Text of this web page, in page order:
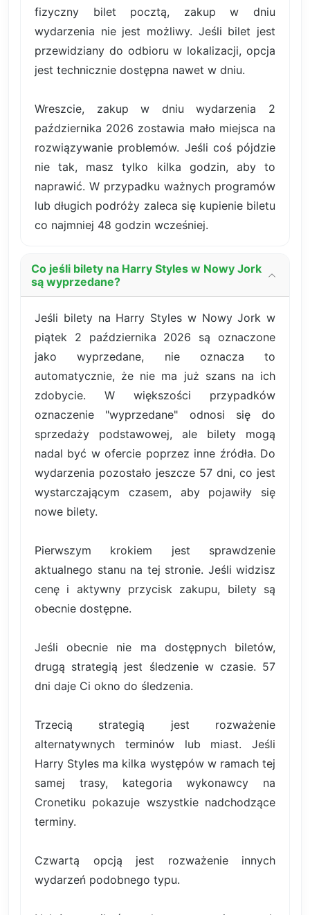
fizyczny bilet pocztą, zakup w dniu
wydarzenia nie jest możliwy. Jeśli bilet jest
przewidziany do odbioru w lokalizacji, opcja
jest technicznie dostępna nawet w dniu.
Wreszcie, zakup w dniu wydarzenia 2
października 2026 zostawia mało miejsca na
rozwiązywanie problemów. Jeśli coś pójdzie
nie tak, masz tylko kilka godzin, aby to
naprawić. W przypadku ważnych programów
lub długich podróży zaleca się kupienie biletu
co najmniej 48 godzin wcześniej.
Co jeśli bilety na Harry Styles w Nowy Jork
są wyprzedane?
Jeśli bilety na Harry Styles w Nowy Jork w
piątek 2 października 2026 są oznaczone
jako wyprzedane, nie oznacza to
automatycznie, że nie ma już szans na ich
zdobycie. W większości przypadków
oznaczenie "wyprzedane" odnosi się do
sprzedaży podstawowej, ale bilety mogą
nadal być w ofercie poprzez inne źródła. Do
wydarzenia pozostało jeszcze 57 dni, co jest
wystarczającym czasem, aby pojawiły się
nowe bilety.
Pierwszym krokiem jest sprawdzenie
aktualnego stanu na tej stronie. Jeśli widzisz
cenę i aktywny przycisk zakupu, bilety są
obecnie dostępne.
Jeśli obecnie nie ma dostępnych biletów,
drugą strategią jest śledzenie w czasie. 57
dni daje Ci okno do śledzenia.
Trzecią strategią jest rozważenie
alternatywnych terminów lub miast. Jeśli
Harry Styles ma kilka występów w ramach tej
samej trasy, kategoria wykonawcy na
Cronetiku pokazuje wszystkie nadchodzące
terminy.
Czwartą opcją jest rozważenie innych
wydarzeń podobnego typu.